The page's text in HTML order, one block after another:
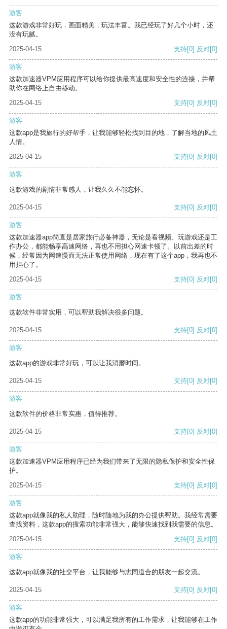
游客
这款游戏非常好玩，画面精美，玩法丰富。我已经玩了好几个小时，还
没有玩腻。
2025-04-15
支持[0] 反对[0]
游客
这款加速器VPM应用程序可以给你提供最高速度和安全性的连接，并帮
助你在网络上自由移动。
2025-04-15
支持[0] 反对[0]
游客
这款app是我旅行的好帮手，让我能够轻松找到目的地，了解当地的风土
人情。
2025-04-15
支持[0] 反对[0]
游客
这款游戏的剧情非常感人，让我久久不能忘怀。
2025-04-15 支持[0] 反对[0]
游客
这款加速器app简直是居家旅行必备神器，无论是看视频、玩游戏还是工
作办公，都能畅享高速网络，再也不用担心网速卡顿了。以前出差的时
候，经常因为网速慢而无法正常使用网络，现在有了这个app，我再也不
用担心了。
2025-04-15
支持[0] 反对[0]
游客
这款软件非常实用，可以帮助我解决很多问题。
2025-04-15 支持[0] 反对[0]
游客
这款app的游戏非常好玩，可以让我消磨时间。
2025-04-15 支持[0] 反对[0]
游客
这款软件的价格非常实惠，值得推荐。
2025-04-15 支持[0] 反对[0]
游客
这款加速器VPM应用程序已经为我们带来了无限的隐私保护和安全性保
护。
2025-04-15
支持[0] 反对[0]
游客
这款app就像我的私人助理，随时随地为我的办公提供帮助。我经常需要
查找资料，这款app的搜索功能非常强大，能够快速找到我需要的信息。
2025-04-15
支持[0] 反对[0]
游客
这款app就像我的社交平台，让我能够与志同道合的朋友一起交流。
2025-04-15 支持[0] 反对[0]
游客
这款app的功能非常强大，可以满足我所有的工作需求，让我能够在工作